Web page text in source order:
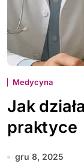
Medycyna
Jak
praktyce
gru 8, 2025